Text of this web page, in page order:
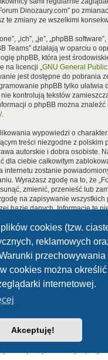
cookies (tzw.
reklamowych
przechowywania
cookies można
internetowej.
Akceptuję!
Dinozaury.com” po
te zmiany ze wszelkimi
„ich”, „je”, „phpBB
Teams” działają w oparciu o
phpBB, która jest
na licencji „GNU General
jest dostępne do pobrania
phpBB tylko ułatwia
kontrolują tekstów
o phpBB można znaleźć
.
wypowiedzi o
treści niezgodne z polskim
autorskie i dobra osobiste.
dla ciebie całkowitym
internetu zostanie
Wyrażasz zgodę na to, że
zmienić, przenieść lub
na zapisywanie wszystkich
bazie danych. Informacje te
ale ani „Forum
za włamania do witryny,
Dinozaury.com© 2006-2020
phpBB® Forum Software ©
pakiet językowy dostarcza